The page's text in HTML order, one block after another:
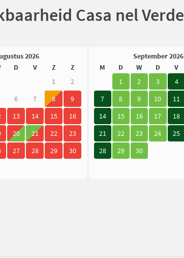
Casa nel Verde
2026
D V Z
Z
1
2
6 7 8
9
13 14 15
16
20 21 22
23
27 28 29
30
September 2026
M
D W D V
1
2 3 4
7
8 9 10 11
14
15 16 17 18
21
22 23 24 25
28
29 30